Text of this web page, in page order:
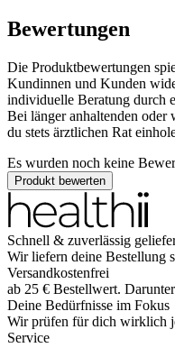
Bewertungen
Die Produktbewertungen
Kundinnen und Kunden
individuelle Beratung durch
Bei länger anhaltenden oder
du stets ärztlichen Rat
Es wurden noch keine
Produkt bewerten
Schnell & zuverlässig
Wir liefern deine Bestellung
Versandkostenfrei
ab 25 € Bestellwert.
Deine Bedürfnisse im Fokus
Wir prüfen für dich wirklich
Service